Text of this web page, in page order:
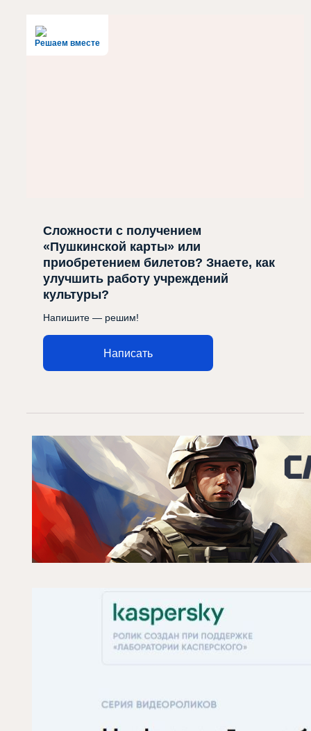
Решаем вместе
Сложности с получением
«Пушкинской карты» или
приобретением билетов? Знаете, как
улучшить работу учреждений
культуры?
Напишите — решим!
Написать